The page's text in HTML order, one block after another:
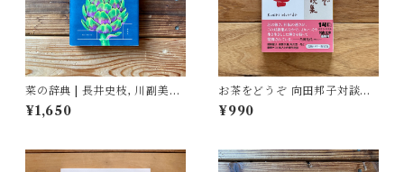
菜の辞典 | 長井史枝, 川副美紀
(イラスト)
¥1,650
お茶をどうぞ 向田邦子対談集 |
向田 邦子
¥990